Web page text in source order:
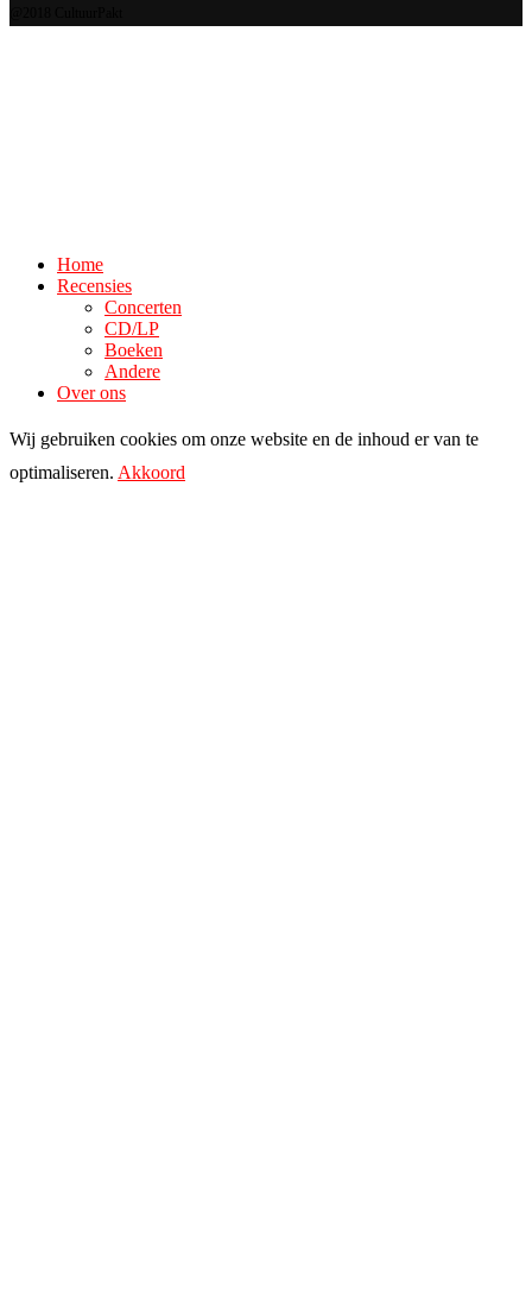
Home
Recensies
Concerten
CD/LP
Boeken
Andere
Over ons
Wij gebruiken cookies om onze website en de inhoud er van te
optimaliseren. Akkoord